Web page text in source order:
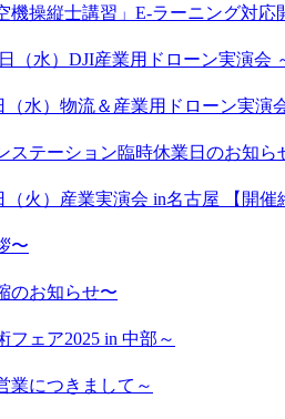
操縦士講習」E-ラーニング対
（水）DJI産業用ドローン実演会
（水）物流＆産業用ドローン実
ステーション臨時休業日のお知ら
（火）産業実演会 in名古屋 【開催
〜
のお知らせ〜
フェア2025 in 中部～
業につきまして～